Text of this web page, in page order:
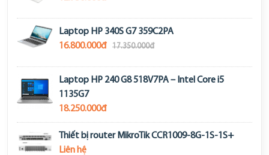
Laptop HP 340S G7 359C2PA
16.800.000đ
17.350.000đ
Laptop HP 240 G8 518V7PA – Intel Core i5
1135G7
18.250.000đ
Thiết bị router MikroTik CCR1009-8G-1S-1S+
Liên hệ